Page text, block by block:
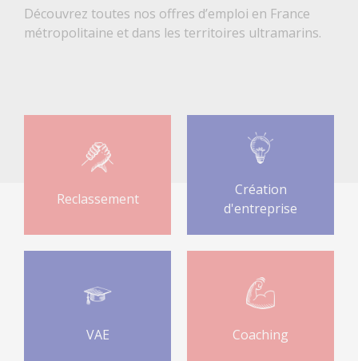
Découvrez toutes nos offres d’emploi en France
métropolitaine et dans les territoires ultramarins.
Reclassement
Création
d'entreprise
VAE Coaching